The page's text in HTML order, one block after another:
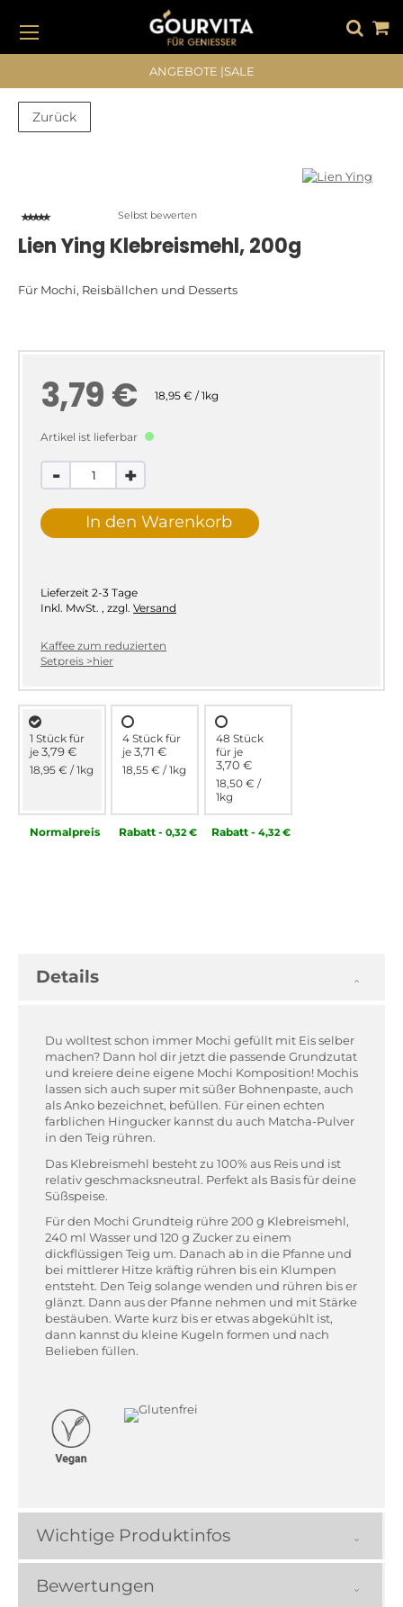
DIREKT
ZUM
INHALT
#DRÜCKEN SIE DIE EINGABETASTE, UM ZU SUCHEN
ANGEBOTE |SALE
Zurück
springen
springen
Selbst bewerten
Lien Ying Klebreismehl, 200g
Für Mochi, Reisbällchen und Desserts
3,79 € 18,95 € / 1kg
Artikel ist lieferbar
- +
In den Warenkorb
Lieferzeit 2-3 Tage
Inkl. MwSt. , zzgl. Versand
Kaffee zum reduzierten
Setpreis >hier
1 Stück für
je 3,79 €
18,95 € / 1kg
Normal­preis
4 Stück für
je3,71 €
18,55 € / 1kg
Rabatt - 0,32 €
48 Stück
für je
3,70 €
18,50 € /
1kg
Rabatt - 4,32 €
Details
Du wolltest schon immer Mochi gefüllt mit Eis selber
machen? Dann hol dir jetzt die passende Grundzutat
und kreiere deine eigene Mochi Komposition! Mochis
lassen sich auch super mit süßer Bohnenpaste, auch
als Anko bezeichnet, befüllen. Für einen echten
farblichen Hingucker kannst du auch Matcha-Pulver
in den Teig rühren.
Das Klebreismehl besteht zu 100% aus Reis und ist
relativ geschmacksneutral. Perfekt als Basis für deine
Süßspeise.
Für den Mochi Grundteig rühre 200 g Klebreismehl,
240 ml Wasser und 120 g Zucker zu einem
dickflüssigen Teig um. Danach ab in die Pfanne und
bei mittlerer Hitze kräftig rühren bis ein Klumpen
entsteht. Den Teig solange wenden und rühren bis er
glänzt. Dann aus der Pfanne nehmen und mit Stärke
bestäuben. Warte kurz bis er etwas abgekühlt ist,
dann kannst du kleine Kugeln formen und nach
Belieben füllen.
Wichtige Produktinfos
Bewertungen